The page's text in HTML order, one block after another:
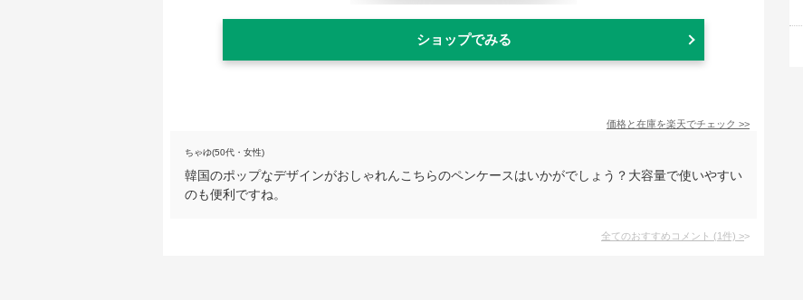
ショップでみる
価格と在庫を楽天でチェック >>
ちゃゆ(50代・女性)
韓国のポップなデザインがおしゃれんこちらのペンケースはいかがでしょう？大容量で使いやすい
のも便利ですね。
全てのおすすめコメント (1件) >